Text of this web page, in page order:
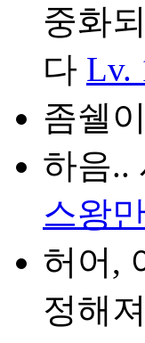
중화
다 Lv.
좀쉘
하음..
스왕
허어,
정해